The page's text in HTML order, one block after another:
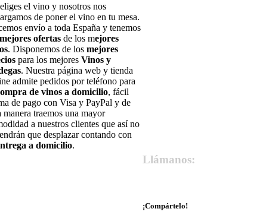
el vino y nosotros nos
de poner el vino en tu mesa.
envío a toda España y tenemos
mejores ofertasde los mejores
. Disponemos de los mejores
para los mejores Vinos y
. Nuestra página web y tienda
admite pedidos por teléfono para
de vinos a domicilio, fácil
de pago con Visa y PayPal y de
manera traemos una mayor
a nuestros clientes que así no
que desplazar contando con
a domicilio.
Llámanos:
¡Compártelo!